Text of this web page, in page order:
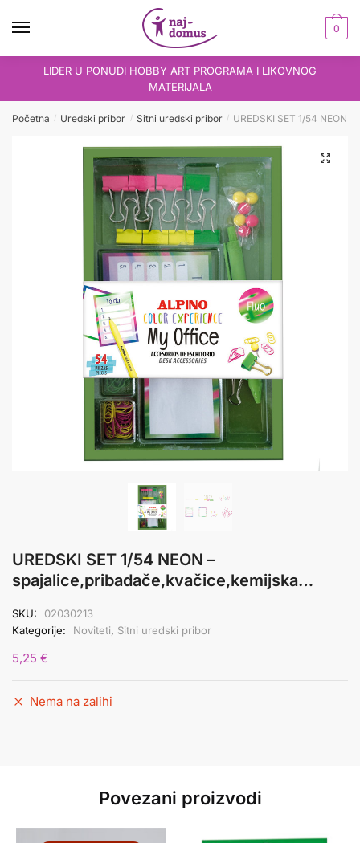
0
LIDER U PONUDI HOBBY ART PROGRAMA I LIKOVNOG
MATERIJALA
Početna / Uredski pribor / Sitni uredski pribor / UREDSKI SET 1/54 NEON
UREDSKI SET 1/54 NEON –
spajalice,pribadače,kvačice,kemijska…
SKU:
02030213
Kategorije:
Noviteti, Sitni uredski pribor
5,25 €
Nema na zalihi
Povezani proizvodi